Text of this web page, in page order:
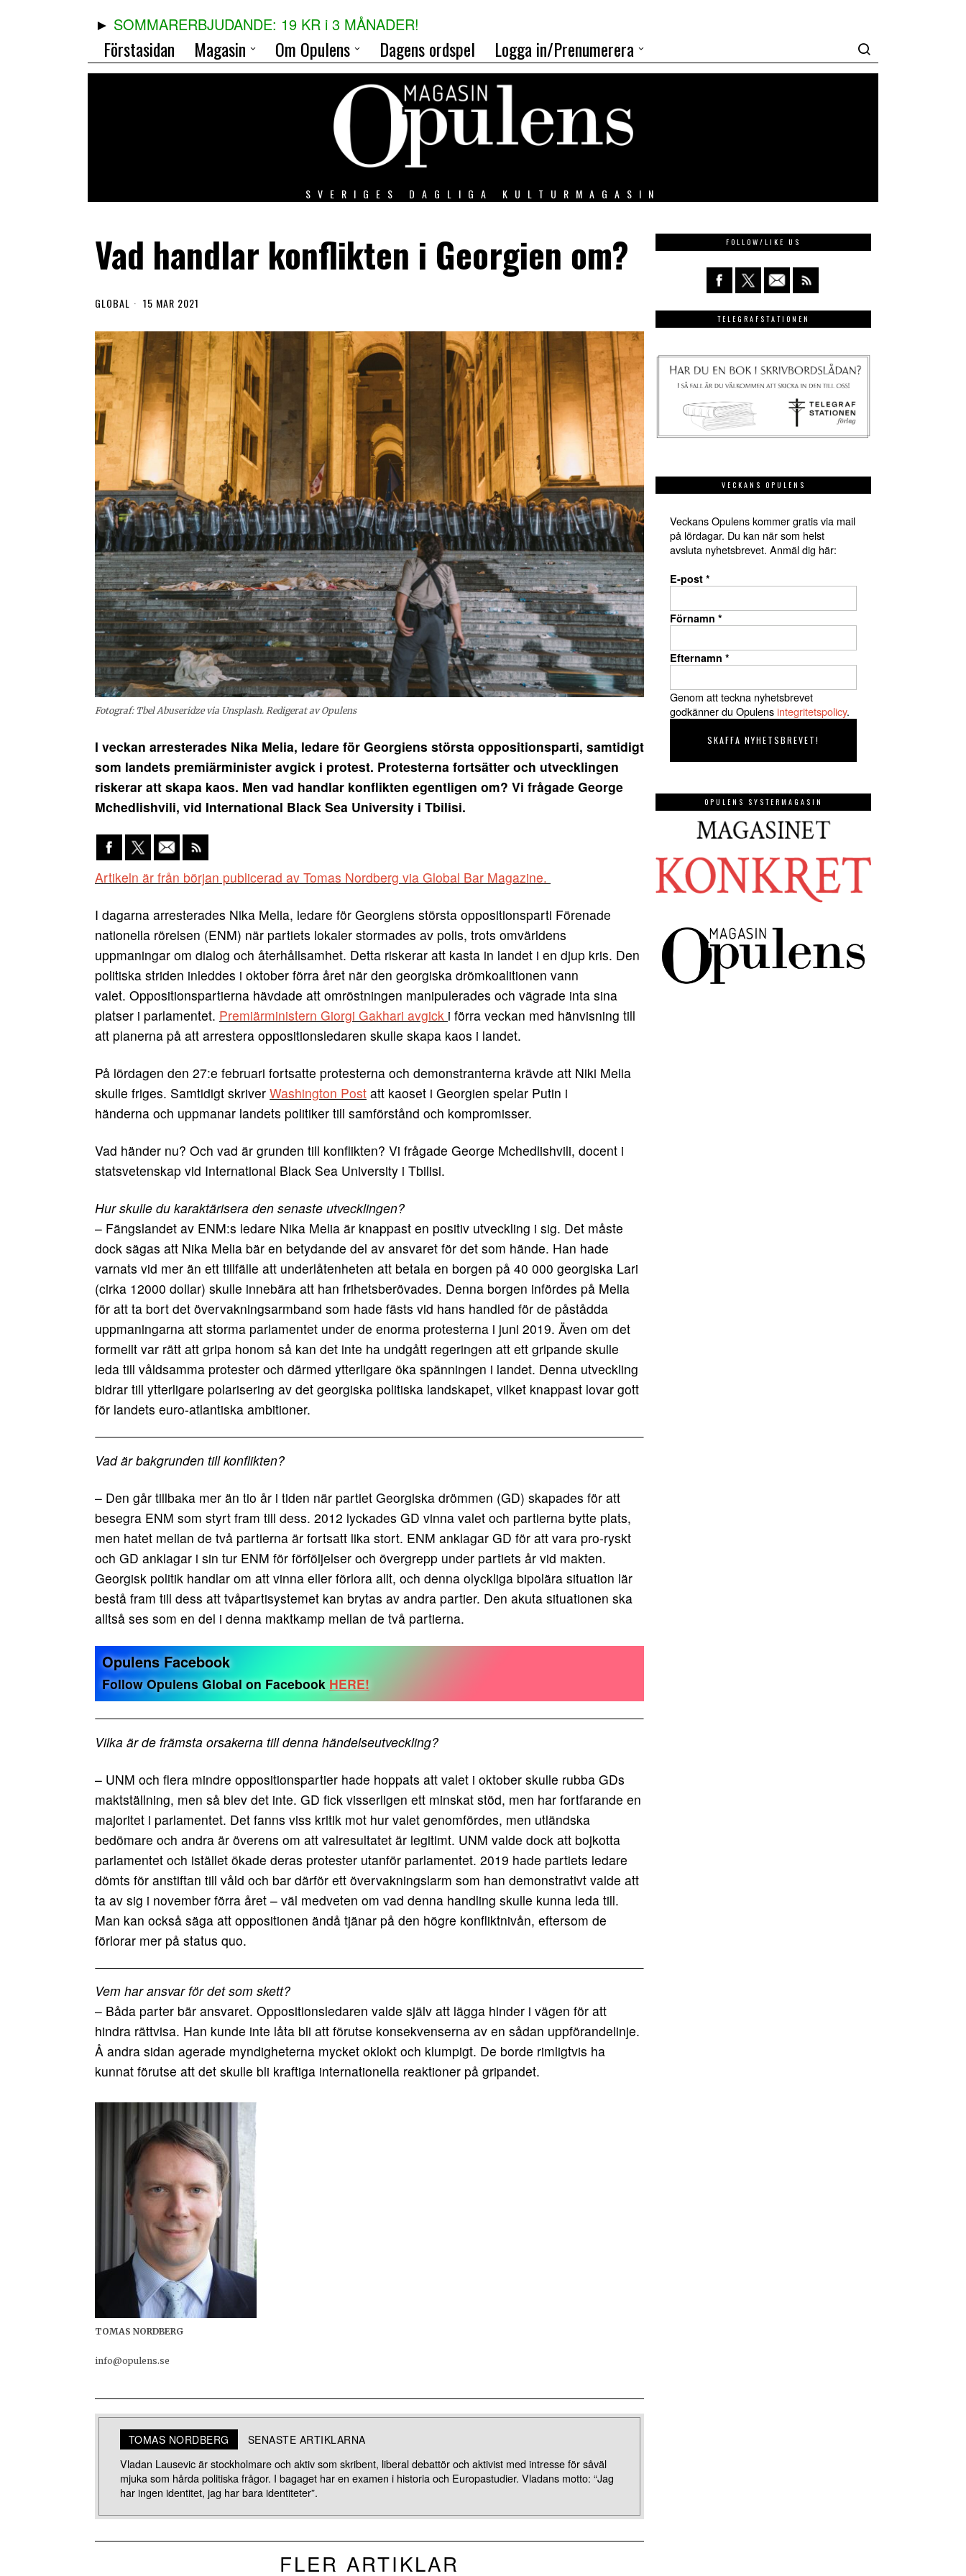
SOMMARERBJUDANDE: 19 KR i 3 MÅNADER!
Förstasidan Magasin Om Opulens Dagens ordspel Logga in/Prenumerera
SVERIGES DAGLIGA KULTURMAGASIN
Vad handlar konflikten i Georgien om?
GLOBAL 15 MAR 2021
Fotograf: Tbel Abuseridze via Unsplash. Redigerat av Opulens
I veckan arresterades Nika Melia, ledare för Georgiens största oppositionsparti, samtidigt
som landets premiärminister avgick i protest. Protesterna fortsätter och utvecklingen
riskerar att skapa kaos. Men vad handlar konflikten egentligen om? Vi frågade George
Mchedlishvili, vid International Black Sea University i Tbilisi.
Artikeln är från början publicerad av Tomas Nordberg via Global Bar Magazine.
I dagarna arresterades Nika Melia, ledare för Georgiens största oppositionsparti Förenade
nationella rörelsen (ENM) när partiets lokaler stormades av polis, trots omvärldens
uppmaningar om dialog och återhållsamhet. Detta riskerar att kasta in landet i en djup kris. Den
politiska striden inleddes i oktober förra året när den georgiska drömkoalitionen vann
valet. Oppositionspartierna hävdade att omröstningen manipulerades och vägrade inta sina
platser i parlamentet. Premiärministern Giorgi Gakhari avgick i förra veckan med hänvisning till
att planerna på att arrestera oppositionsledaren skulle skapa kaos i landet.
På lördagen den 27:e februari fortsatte protesterna och demonstranterna krävde att Niki Melia
skulle friges. Samtidigt skriver Washington Post att kaoset i Georgien spelar Putin i
händerna och uppmanar landets politiker till samförstånd och kompromisser.
Vad händer nu? Och vad är grunden till konflikten? Vi frågade George Mchedlishvili, docent i
statsvetenskap vid International Black Sea University i Tbilisi.
Hur skulle du karaktärisera den senaste utvecklingen?
– Fängslandet av ENM:s ledare Nika Melia är knappast en positiv utveckling i sig. Det måste
dock sägas att Nika Melia bär en betydande del av ansvaret för det som hände. Han hade
varnats vid mer än ett tillfälle att underlåtenheten att betala en borgen på 40 000 georgiska Lari
(cirka 12000 dollar) skulle innebära att han frihetsberövades. Denna borgen infördes på Melia
för att ta bort det övervakningsarmband som hade fästs vid hans handled för de påstådda
uppmaningarna att storma parlamentet under de enorma protesterna i juni 2019. Även om det
formellt var rätt att gripa honom så kan det inte ha undgått regeringen att ett gripande skulle
leda till våldsamma protester och därmed ytterligare öka spänningen i landet. Denna utveckling
bidrar till ytterligare polarisering av det georgiska politiska landskapet, vilket knappast lovar gott
för landets euro-atlantiska ambitioner.
Vad är bakgrunden till konflikten?
– Den går tillbaka mer än tio år i tiden när partiet Georgiska drömmen (GD) skapades för att
besegra ENM som styrt fram till dess. 2012 lyckades GD vinna valet och partierna bytte plats,
men hatet mellan de två partierna är fortsatt lika stort. ENM anklagar GD för att vara pro-ryskt
och GD anklagar i sin tur ENM för förföljelser och övergrepp under partiets år vid makten.
Georgisk politik handlar om att vinna eller förlora allt, och denna olyckliga bipolära situation lär
bestå fram till dess att tvåpartisystemet kan brytas av andra partier. Den akuta situationen ska
alltså ses som en del i denna maktkamp mellan de två partierna.
Opulens Facebook
Follow Opulens Global on FacebookHERE!
Vilka är de främsta orsakerna till denna händelseutveckling?
– UNM och flera mindre oppositionspartier hade hoppats att valet i oktober skulle rubba GDs
maktställning, men så blev det inte. GD fick visserligen ett minskat stöd, men har fortfarande en
majoritet i parlamentet. Det fanns viss kritik mot hur valet genomfördes, men utländska
bedömare och andra är överens om att valresultatet är legitimt. UNM valde dock att bojkotta
parlamentet och istället ökade deras protester utanför parlamentet. 2019 hade partiets ledare
dömts för anstiftan till våld och bar därför ett övervakningslarm som han demonstrativt valde att
ta av sig i november förra året – väl medveten om vad denna handling skulle kunna leda till.
Man kan också säga att oppositionen ändå tjänar på den högre konfliktnivån, eftersom de
förlorar mer på status quo.
Vem har ansvar för det som skett?
– Båda parter bär ansvaret. Oppositionsledaren valde själv att lägga hinder i vägen för att
hindra rättvisa. Han kunde inte låta bli att förutse konsekvenserna av en sådan uppförandelinje.
Å andra sidan agerade myndigheterna mycket oklokt och klumpigt. De borde rimligtvis ha
kunnat förutse att det skulle bli kraftiga internationella reaktioner på gripandet.
TOMAS NORDBERG
info@opulens.se
TOMAS NORDBERG SENASTE ARTIKLARNA
Vladan Lausevic är stockholmare och aktiv som skribent, liberal debattör och aktivist med intresse för såväl
mjuka som hårda politiska frågor. I bagaget har en examen i historia och Europastudier. Vladans motto: “Jag
har ingen identitet, jag har bara identiteter”.
FLER ARTIKLAR
FOLLOW/LIKE US
TELEGRAFSTATIONEN
VECKANS OPULENS
Veckans Opulens kommer gratis via mail
på lördagar. Du kan när som helst
avsluta nyhetsbrevet. Anmäl dig här:
E-post *
Förnamn *
Efternamn *
Genom att teckna nyhetsbrevet
godkänner du Opulensintegritetspolicy.
OPULENS SYSTERMAGASIN